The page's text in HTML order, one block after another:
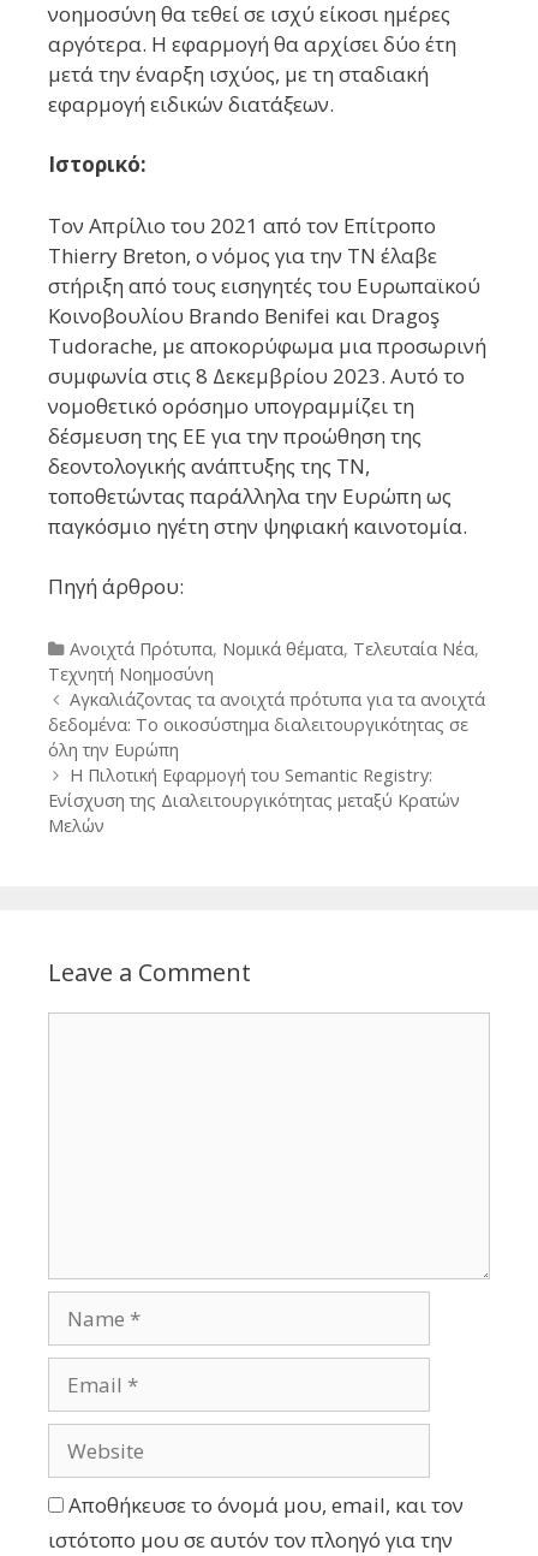
νοημοσύνη θα τεθεί σε ισχύ είκοσι ημέρες
αργότερα. Η εφαρμογή θα αρχίσει δύο έτη
μετά την έναρξη ισχύος, με τη σταδιακή
εφαρμογή ειδικών διατάξεων.
Ιστορικό:
Τον Απρίλιο του 2021 από τον Επίτροπο
Thierry Breton, ο νόμος για την ΤΝ έλαβε
στήριξη από τους εισηγητές του Ευρωπαϊκού
Κοινοβουλίου Brando Benifei και Dragoş
Tudorache, με αποκορύφωμα μια προσωρινή
συμφωνία στις 8 Δεκεμβρίου 2023. Αυτό το
νομοθετικό ορόσημο υπογραμμίζει τη
δέσμευση της ΕΕ για την προώθηση της
δεοντολογικής ανάπτυξης της ΤΝ,
τοποθετώντας παράλληλα την Ευρώπη ως
παγκόσμιο ηγέτη στην ψηφιακή καινοτομία.
Πηγή άρθρου:
Categories
Ανοιχτά Πρότυπα, Νομικά θέματα, Τελευταία Νέα,
Τεχνητή Νοημοσύνη
Post
navigation
Αγκαλιάζοντας τα ανοιχτά πρότυπα για τα ανοιχτά
δεδομένα: Το οικοσύστημα διαλειτουργικότητας σε
όλη την Ευρώπη
Η Πιλοτική Εφαρμογή του Semantic Registry:
Ενίσχυση της Διαλειτουργικότητας μεταξύ Κρατών
Μελών
Leave a Comment
Αποθήκευσε το όνομά μου, email, και τον
ιστότοπο μου σε αυτόν τον πλοηγό για την